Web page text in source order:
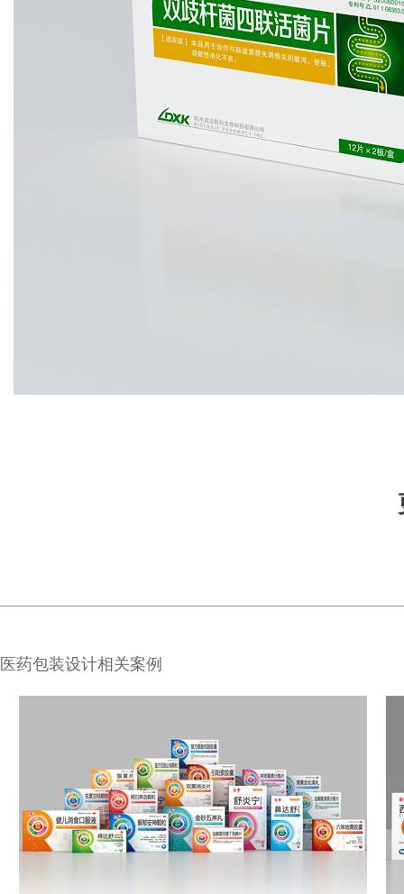
医药包装设计相关案例